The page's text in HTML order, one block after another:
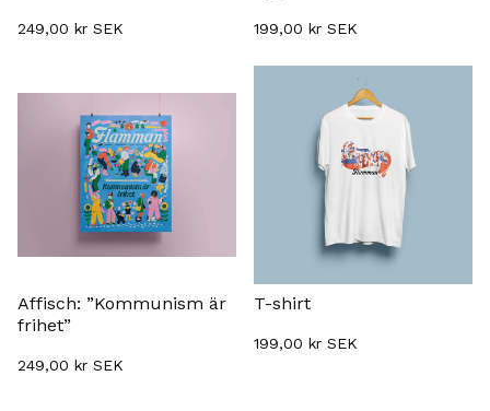
249,00 kr SEK 199,00 kr SEK
Affisch: ”Kommunism är
frihet”
249,00 kr SEK
T-shirt
199,00 kr SEK